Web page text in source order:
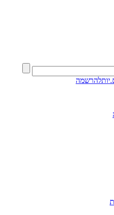
להרשמה